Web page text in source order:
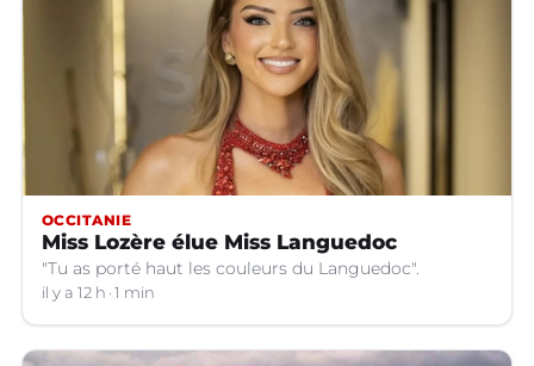
OCCITANIE
Miss Lozère élue Miss Languedoc
"Tu as porté haut les couleurs du Languedoc".
il y a 12 h 1 min